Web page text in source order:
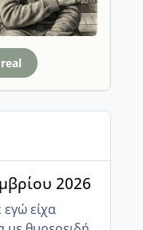
2026
είχα